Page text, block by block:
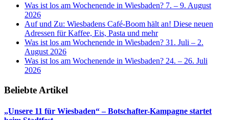
Was ist los am Wochenende in Wiesbaden? 7. – 9. August
2026
Auf und Zu: Wiesbadens Café-Boom hält an! Diese neuen
Adressen für Kaffee, Eis, Pasta und mehr
Was ist los am Wochenende in Wiesbaden? 31. Juli – 2.
August 2026
Was ist los am Wochenende in Wiesbaden? 24. – 26. Juli
2026
Beliebte Artikel
„Unsere 11 für Wiesbaden“ – Botschafter-Kampagne startet